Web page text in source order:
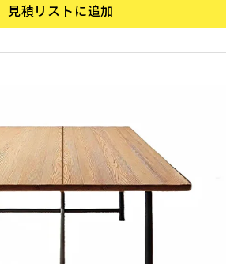
見積リストに追加